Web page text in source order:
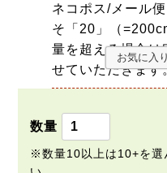
ネコポス/メール
そ「20」（
量を超える場合は
せていただきます
お気に入